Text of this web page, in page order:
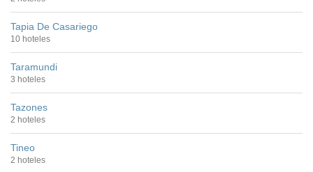
Tapia De Casariego
10 hoteles
Taramundi
3 hoteles
Tazones
2 hoteles
Tineo
2 hoteles